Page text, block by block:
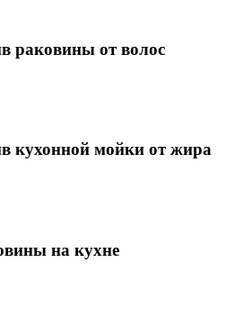
раковины от волос
кухонной мойки от жира
на кухне